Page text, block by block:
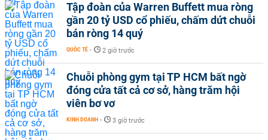
Tập đoàn của Warren Buffett mua ròng
gần 20 tỷ USD cổ phiếu, chấm dứt chuỗi
bán ròng 14 quý
QUỐC TẾ - 2 giờ trước
Chuỗi phòng gym tại TP HCM bất ngờ
đóng cửa tất cả cơ sở, hàng trăm hội
viên bơ vơ
KINH DOANH - 3 giờ trước